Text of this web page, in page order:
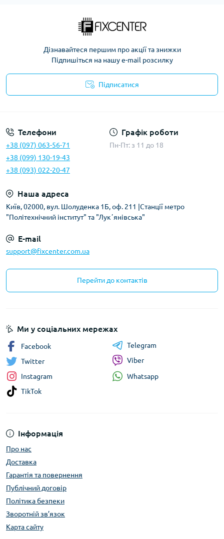
Дізнавайтеся першим про акції та знижки
Підпишіться на нашу e-mail розсилку
Підписатися
Телефони
+38 (097) 063-56-71
+38 (099) 130-19-43
+38 (093) 022-20-47
Графік роботи
Пн-Пт: з 11 до 18
Наша адреса
Київ, 02000, вул. Шолуденка 1Б, оф. 211 |Станції метро
"Політехнічний інститут" та "Лукʼянівська"
E-mail
support@fixcenter.com.ua
Перейти до контактів
Інформація
Про нас
Доставка
Гарантія та повернення
Публічний договір
Політика безпеки
Зворотній зв’язок
Карта сайту
Ми у соціальних мережах
Facebook
Twitter
Instagram
TikTok
Telegram
Viber
Whatsapp